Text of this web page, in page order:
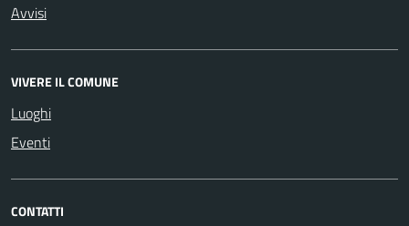
Avvisi
VIVERE IL COMUNE
Luoghi
Eventi
CONTATTI